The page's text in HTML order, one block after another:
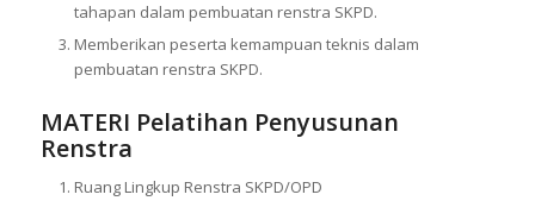
tahapan dalam pembuatan renstra SKPD.
Memberikan peserta kemampuan teknis dalam
pembuatan renstra SKPD.
MATERI Pelatihan Penyusunan
Renstra
Ruang Lingkup Renstra SKPD/OPD